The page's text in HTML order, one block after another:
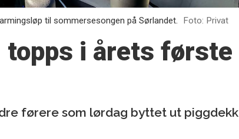
til sommersesongen på Sørlandet. Foto: Privat
i årets første
førere som lørdag byttet ut piggdekk